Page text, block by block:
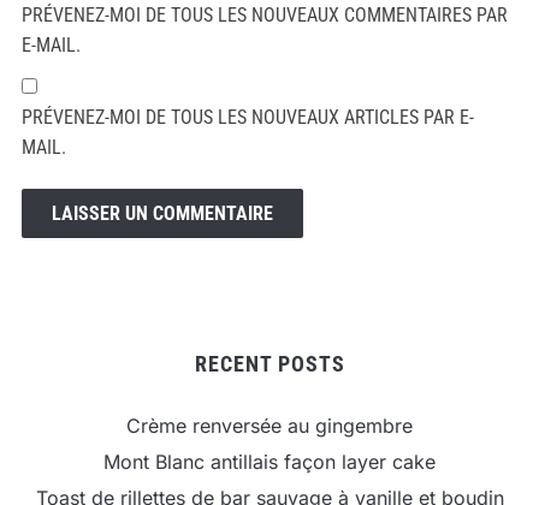
PRÉVENEZ-MOI DE TOUS LES NOUVEAUX COMMENTAIRES PAR
E-MAIL.
PRÉVENEZ-MOI DE TOUS LES NOUVEAUX ARTICLES PAR E-
MAIL.
RECENT POSTS
Crème renversée au gingembre
Mont Blanc antillais façon layer cake
Toast de rillettes de bar sauvage à vanille et boudin